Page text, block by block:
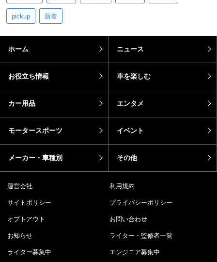
pickup 新着
ホーム ニュース
お役立ち情報 車を楽しむ
カー用品 エンタメ
モータースポーツ イベント
メーカー・車種別 その他
運営会社 利用規約
サイトポリシー プライバシーポリシー
オプトアウト お問い合わせ
お知らせ ライター・監修者一覧
ライター募集中 エンジニア募集中